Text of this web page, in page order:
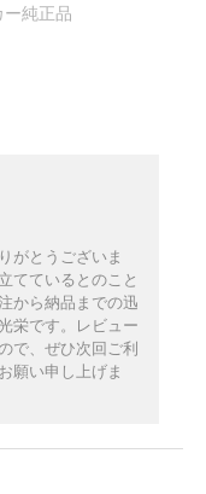
純正品
がとうございま
てているとのこと
から納品までの迅
栄です。レビュー
で、ぜひ次回ご利
願い申し上げま